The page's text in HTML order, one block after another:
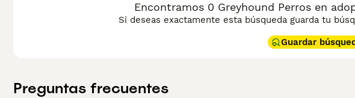
Encontramos 0 Greyhound Perros en
Si deseas exactamente esta búsqueda guarda tu
Guardar
Preguntas frecuentes